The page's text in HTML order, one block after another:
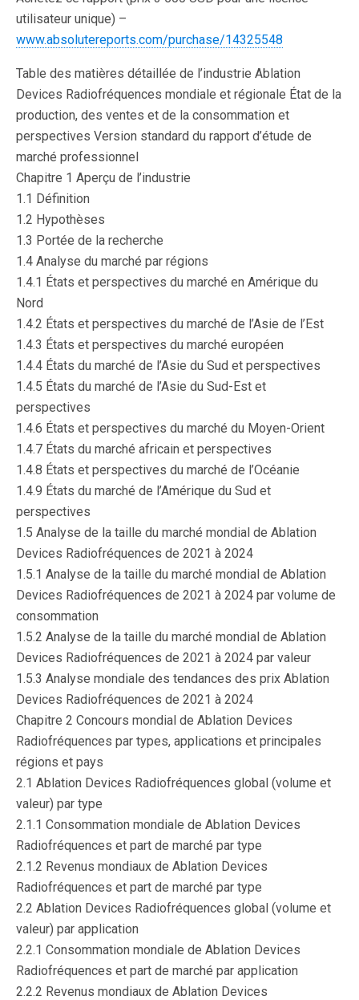
utilisateur unique) –
www.absolutereports.com/purchase/14325548
Table des matières détaillée de l’industrie Ablation
Devices Radiofréquences mondiale et régionale État de la
production, des ventes et de la consommation et
perspectives Version standard du rapport d’étude de
marché professionnel
Chapitre 1 Aperçu de l’industrie
1.1 Définition
1.2 Hypothèses
1.3 Portée de la recherche
1.4 Analyse du marché par régions
1.4.1 États et perspectives du marché en Amérique du
Nord
1.4.2 États et perspectives du marché de l’Asie de l’Est
1.4.3 États et perspectives du marché européen
1.4.4 États du marché de l’Asie du Sud et perspectives
1.4.5 États du marché de l’Asie du Sud-Est et
perspectives
1.4.6 États et perspectives du marché du Moyen-Orient
1.4.7 États du marché africain et perspectives
1.4.8 États et perspectives du marché de l’Océanie
1.4.9 États du marché de l’Amérique du Sud et
perspectives
1.5 Analyse de la taille du marché mondial de Ablation
Devices Radiofréquences de 2021 à 2024
1.5.1 Analyse de la taille du marché mondial de Ablation
Devices Radiofréquences de 2021 à 2024 par volume de
consommation
1.5.2 Analyse de la taille du marché mondial de Ablation
Devices Radiofréquences de 2021 à 2024 par valeur
1.5.3 Analyse mondiale des tendances des prix Ablation
Devices Radiofréquences de 2021 à 2024
Chapitre 2 Concours mondial de Ablation Devices
Radiofréquences par types, applications et principales
régions et pays
2.1 Ablation Devices Radiofréquences global (volume et
valeur) par type
2.1.1 Consommation mondiale de Ablation Devices
Radiofréquences et part de marché par type
2.1.2 Revenus mondiaux de Ablation Devices
Radiofréquences et part de marché par type
2.2 Ablation Devices Radiofréquences global (volume et
valeur) par application
2.2.1 Consommation mondiale de Ablation Devices
Radiofréquences et part de marché par application
2.2.2 Revenus mondiaux de Ablation Devices